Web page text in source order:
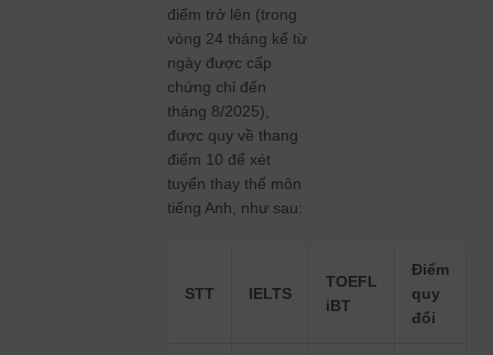
điểm trở lên (trong
vòng 24 tháng kể từ
ngày được cấp
chứng chỉ đến
tháng 8/2025),
được quy về thang
điểm 10 để xét
tuyển thay thế môn
tiếng Anh, như sau:
STT IELTS
TOEFL
iBT
Điểm
quy
đổi